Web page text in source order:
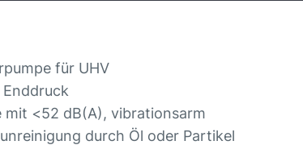
für UHV
mit <52 dB(A), vibrationsarm
durch Öl oder Partikel